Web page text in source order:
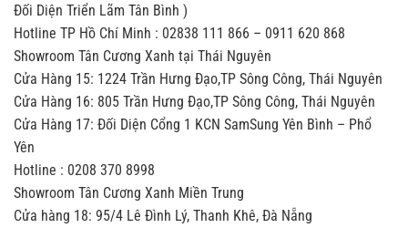
Đối Diện Triển Lãm Tân Bình )
Hotline TP Hồ Chí Minh : 02838 111 866 – 0911 620 868
Showroom Tân Cương Xanh tại Thái Nguyên
Cửa Hàng 15: 1224 Trần Hưng Đạo,TP Sông Công, Thái Nguyên
Cửa Hàng 16: 805 Trần Hưng Đạo,TP Sông Công, Thái Nguyên
Cửa Hàng 17: Đối Diện Cổng 1 KCN SamSung Yên Bình – Phổ
Yên
Hotline : 0208 370 8998
Showroom Tân Cương Xanh Miền Trung
Cửa hàng 18: 95/4 Lê Đình Lý, Thanh Khê, Đà Nẵng